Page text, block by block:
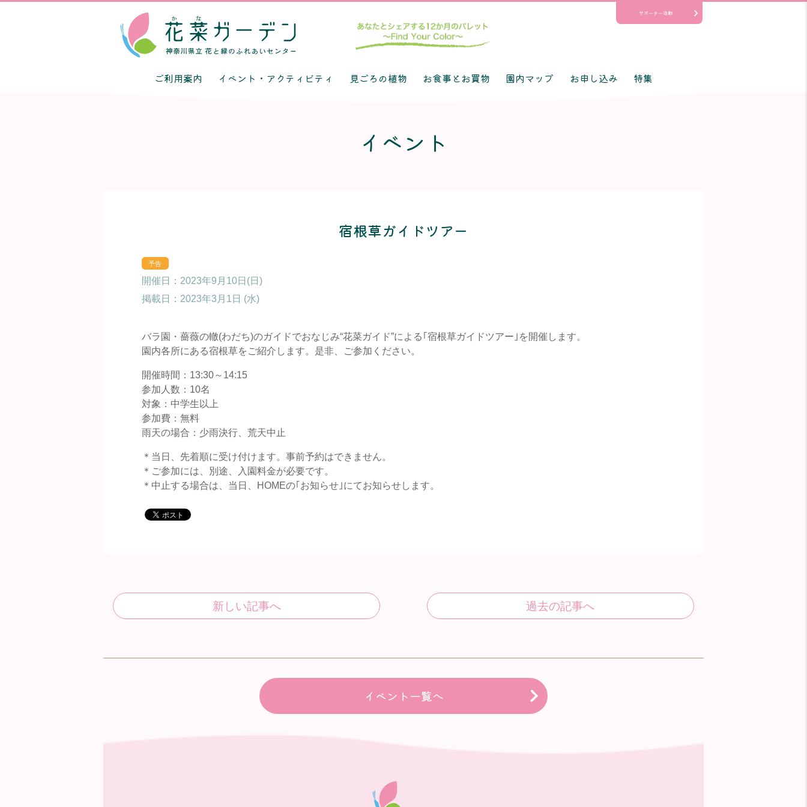
サポーター活動
ご利用案内 イベント・アクティビティ 見ごろの植物 お食事とお買物 園内マップ お申し込み 特集
イベント
宿根草ガイドツアー
開催日：2023年9月10日(日)
掲載日： 2023年3月1日 (水)
バラ園・薔薇の轍(わだち)のガイドでおなじみ“花菜ガイド”による｢宿根草ガイドツアー｣を開催します。
園内各所にある宿根草をご紹介します。是非、ご参加ください。
開催時間：13:30～14:15
参加人数：10名
対象：中学生以上
参加費：無料
雨天の場合：少雨決行、荒天中止
＊当日、先着順に受け付けます。事前予約はできません。
＊ご参加には、別途、入園料金が必要です。
＊中止する場合は、当日、HOMEの｢お知らせ｣にてお知らせします。
イベント一覧へ